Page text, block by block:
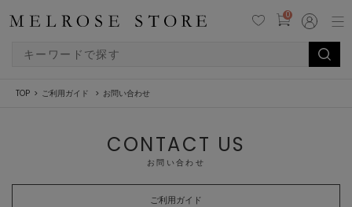
0
TOP ご利用ガイド お問い合わせ
CONTACT US
お問い合わせ
ご利用ガイド